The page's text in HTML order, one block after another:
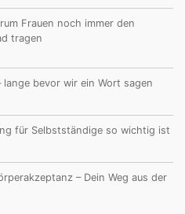
Frauen noch immer den
tragen
lange bevor wir ein Wort sagen
für Selbstständige so wichtig ist
– Dein Weg aus der